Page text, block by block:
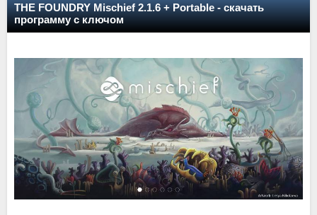
THE FOUNDRY Mischief 2.1.6 + Portable - скачать
программу с ключом